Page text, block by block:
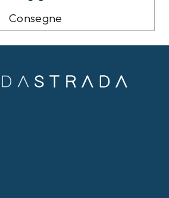
Consegne